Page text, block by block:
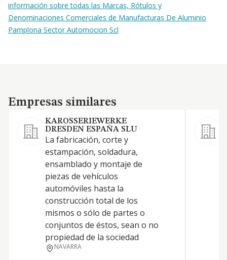
información sobre todas las Marcas, Rótulos y
Denominaciones Comerciales de Manufacturas De Aluminio
Pamplona Sector Automocion Scl
Empresas similares
Empresas similares
KAROSSERIEWERKE
DRESDEN ESPAÑA SLU
La fabricación, corte y
estampación, soldadura,
ensamblado y montaje de
piezas de vehículos
automóviles hasta la
construcción total de los
mismos o sólo de partes o
conjuntos de éstos, sean o no
propiedad de la sociedad
NAVARRA